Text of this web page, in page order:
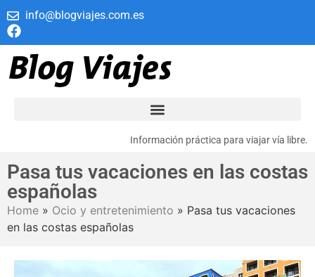
info@blogviajes.com.es
Información práctica para viajar vía libre.
Pasa tus vacaciones en las costas
españolas
Home » Ocio y entretenimiento » Pasa tus vacaciones
en las costas españolas